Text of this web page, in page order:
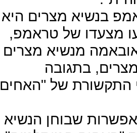
בנשיא מצרים היא
מצעדו של טראמפ,
מנשיא מצרים
בתגובה
התקשורת של "האחים
שבוחן הנשיא